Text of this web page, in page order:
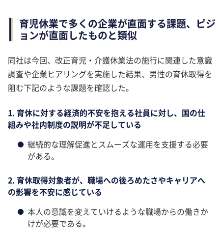
育児休業で多くの企業が直面する課題、ピジ
ョンが直面したものと類似
同社は今回、改正育児・介護休業法の施行に関連した意識
調査や企業ヒアリングを実施した結果、男性の育休取得を
阻む下記のような課題を確認した。
1. 育休に対する経済的不安を抱える社員に対し、国の仕
組みや社内制度の説明が不足している
継続的な理解促進とスムーズな運用を支援する必要
がある。
2. 育休取得対象者が、職場への後ろめたさやキャリアへ
の影響を不安に感じている
本人の意識を変えていけるような職場からの働きか
けが必要である。